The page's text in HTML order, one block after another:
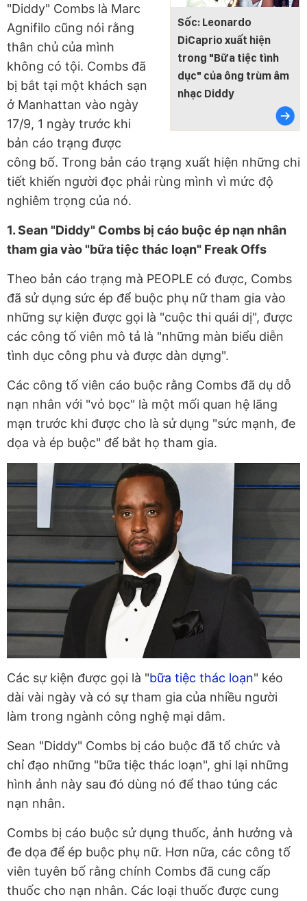
Sốc: Leonardo
DiCaprio xuất hiện
trong "Bữa tiệc tình
dục" của ông trùm âm
nhạc Diddy
"Diddy" Combs là Marc
Agnifilo cũng nói rằng
thân chủ của mình
không có tội. Combs đã
bị bắt tại một khách sạn
ở Manhattan vào ngày
17/9, 1 ngày trước khi
bản cáo trạng được
công bố. Trong bản cáo trạng xuất hiện những chi
tiết khiến người đọc phải rùng mình vì mức độ
nghiêm trọng của nó.
1. Sean "Diddy" Combs bị cáo buộc ép nạn nhân
tham gia vào "bữa tiệc thác loạn" Freak Offs
Theo bản cáo trạng mà PEOPLE có được, Combs
đã sử dụng sức ép để buộc phụ nữ tham gia vào
những sự kiện được gọi là "cuộc thi quái dị", được
các công tố viên mô tả là "những màn biểu diễn
tình dục công phu và được dàn dựng".
Các công tố viên cáo buộc rằng Combs đã dụ dỗ
nạn nhân với "vỏ bọc" là một mối quan hệ lãng
mạn trước khi được cho là sử dụng "sức mạnh, đe
dọa và ép buộc" để bắt họ tham gia.
Các sự kiện được gọi là "bữa tiệc thác loạn" kéo
dài vài ngày và có sự tham gia của nhiều người
làm trong ngành công nghệ mại dâm.
Sean "Diddy" Combs bị cáo buộc đã tổ chức và
chỉ đạo những "bữa tiệc thác loạn", ghi lại những
hình ảnh này sau đó dùng nó để thao túng các
nạn nhân.
Combs bị cáo buộc sử dụng thuốc, ảnh hưởng và
đe dọa để ép buộc phụ nữ. Hơn nữa, các công tố
viên tuyên bố rằng chính Combs đã cung cấp
thuốc cho nạn nhân. Các loại thuốc được cung